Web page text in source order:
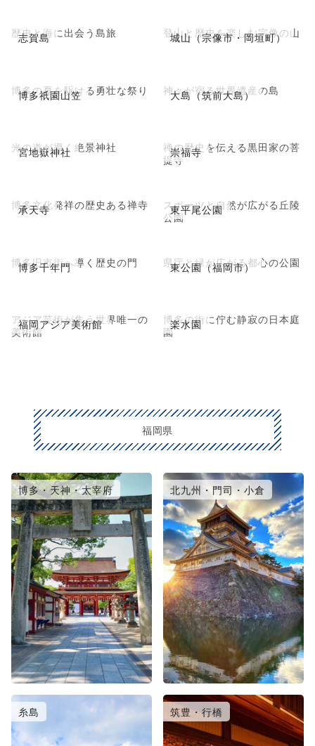
志賀島
歴史と海に出会う島旅 城山（宗像市・岡垣町）
登山と歴史を楽しむ宗像の山
博多祇園山笠
博多の夏を駆ける勇壮な祭り 大島（筑前大島）
神々が宿る世界遺産の島
宮地嶽神社
光の道が導く絶景神社 崇福寺
禅の歴史を伝える黒田家の菩
提寺
承天寺
博多文化発祥の歴史ある禅寺 東平尾公園
スポーツと自然が広がる丘陵
公園
博多千年門
博多旧市街へ導く歴史の門 東公園（福岡市）
県庁と緑が広がる都心の公園
福岡アジア美術館
アジア芸術が集う世界唯一の
美術館
楽水園
博多の街に佇む静寂の日本庭
園
福岡県
博多・天神・太宰府 北九州・門司・小倉
糸島 筑豊・行橋